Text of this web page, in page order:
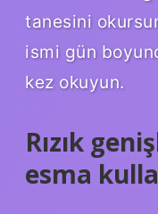
tanesini
ismi gün
kez okuyun.
Rızık
esma